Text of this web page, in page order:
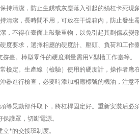
清潔，防止生銹或灰塵落入引起的絲杠卡死現象
潔，長時間不用，可放在干燥箱內，防止發生霉
不得在臺面上敲擊重物，以免引起其劃傷或變形
要求，選擇相應的硬度計、壓頭、負荷和工作
臺。棒型零件的硬度測量需用V型槽工作臺等。
定。生產線（檢驗）使用的硬度計，操作者應在
進行檢查，必要時添加相應標號的機油，注意
晃動部件取下，將杠桿固定好。重新安裝后必須
護罩，切斷電源。
*的交接班制度。